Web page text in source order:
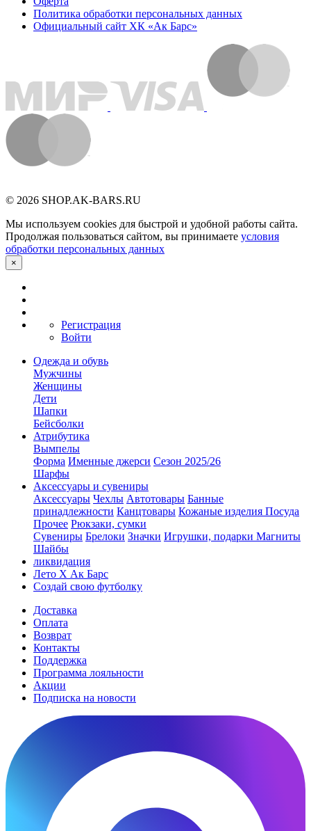
Политика обработки персональных данных
Официальный сайт ХК «Ак Барс»
© 2026 SHOP.AK-BARS.RU
Мы используем cookies для быстрой и удобной работы сайта.
Продолжая пользоваться сайтом, вы принимаете условия
обработки персональных данных
×
Регистрация
Войти
Одежда и обувь
Мужчины
Женщины
Дети
Шапки
Бейсболки
Атрибутика
Вымпелы
Форма Именные джерси Сезон 2025/26
Шарфы
Аксессуары и сувениры
Аксессуары Чехлы Автотовары Банные
принадлежности Канцтовары Кожаные изделия Посуда
Прочее Рюкзаки, сумки
Сувениры Брелоки Значки Игрушки, подарки Магниты
Шайбы
ликвидация
Лето Х Ак Барс
Создай свою футболку
Доставка
Оплата
Возврат
Контакты
Поддержка
Программа лояльности
Акции
Подписка на новости